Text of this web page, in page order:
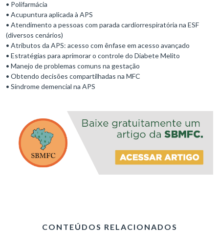
• Polifarmácia
• Acupuntura aplicada à APS
• Atendimento a pessoas com parada cardiorrespiratória na ESF
(diversos cenários)
• Atributos da APS: acesso com ênfase em acesso avançado
• Estratégias para aprimorar o controle do Diabete Melito
• Manejo de problemas comuns na gestação
• Obtendo decisões compartilhadas na MFC
• Síndrome demencial na APS
CONTEÚDOS RELACIONADOS